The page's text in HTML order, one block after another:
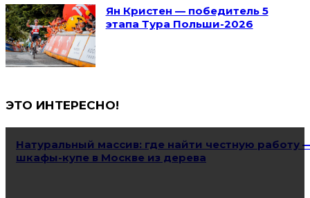
Ян Кристен — победитель 5
этапа Тура Польши-2026
ЭТО ИНТЕРЕСНО!
Натуральный массив: где найти честную работу
шкафы-купе в Москве из дерева